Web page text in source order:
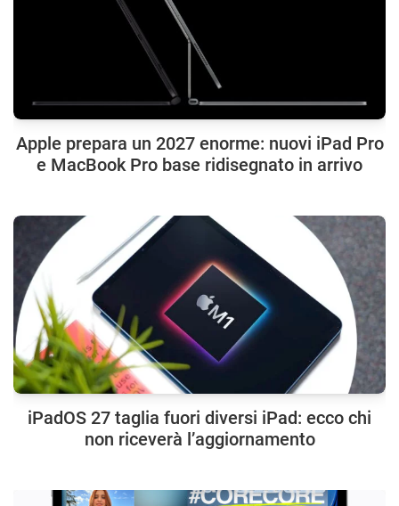
Apple prepara un 2027 enorme: nuovi iPad Pro
e MacBook Pro base ridisegnato in arrivo
iPadOS 27 taglia fuori diversi iPad: ecco chi
non riceverà l’aggiornamento